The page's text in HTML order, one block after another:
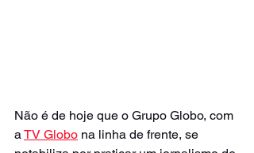
Não é de hoje que o Grupo Globo, com
a TV Globo na linha de frente, se